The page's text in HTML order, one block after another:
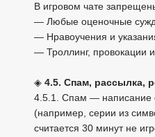
В игровом чате
— Любые оценочные
— Нравоучения и
— Троллинг, провокации
◈4.5. Спам, рассылка,
4.5.1. Спам — написание
(например, серии из
считается 30 минут не